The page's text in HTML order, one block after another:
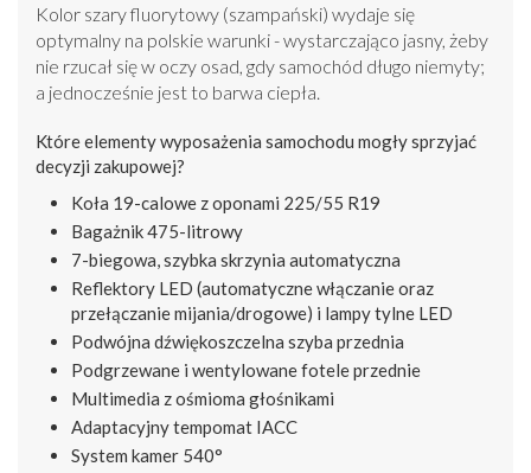
Kolor szary fluorytowy (szampański) wydaje się
optymalny na polskie warunki - wystarczająco jasny, żeby
nie rzucał się w oczy osad, gdy samochód długo niemyty;
a jednocześnie jest to barwa ciepła.
Które elementy wyposażenia samochodu mogły sprzyjać
decyzji zakupowej?
Koła 19-calowe z oponami 225/55 R19
Bagażnik 475-litrowy
7-biegowa, szybka skrzynia automatyczna
Reflektory LED (automatyczne włączanie oraz
przełączanie mijania/drogowe) i lampy tylne LED
Podwójna dźwiękoszczelna szyba przednia
Podgrzewane i wentylowane fotele przednie
Multimedia z ośmioma głośnikami
Adaptacyjny tempomat IACC
System kamer 540°